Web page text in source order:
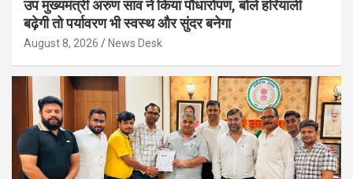
उप मुख्यमंत्री अरुण साव ने किया पौधारोपण, बोले हरियाली
बढ़ेगी तो पर्यावरण भी स्वस्थ और सुंदर बनेगा
August 8, 2026 News Desk